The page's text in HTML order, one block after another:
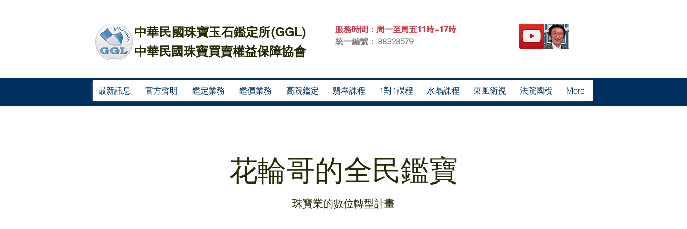
中華民國珠寶玉石鑑定所(GGL)
中華民國珠寶買賣權益保障協會​
服務時間：周一至周五11時~17時
統一編號： 88328579
最新訊息 官方聲明 鑑定業務 鑑價業務 高院鑑定 翡翠課程 1對1課程 水晶課程 東風衛視 法院國稅 More
花輪哥的全民鑑寶
珠寶業的數位轉型計畫